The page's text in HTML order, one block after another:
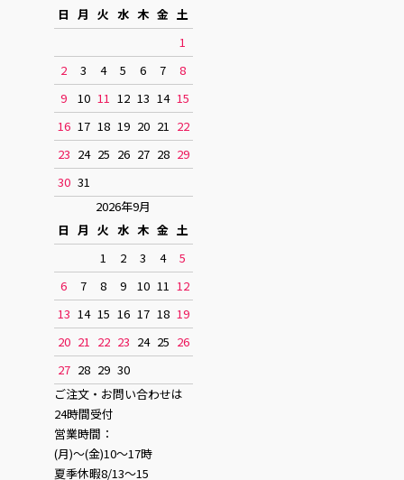
日
月 火 水 木 金 土
1
2
3 4 5 6 7
8
9
10 11 12 13 14 15
16 17 18 19 20 21
22
23 24 25 26 27 28 29
30 31
2026年9月
日
月 火 水 木 金 土
1
2 3 4
5
6
7 8 9 10 11
12
13 14 15 16 17 18 19
20 21 22 23 24 25 26
27 28 29 30
ご注文・お問い合わせは
24時間受付
営業時間：
(月)〜(金)10〜17時
夏季休暇8/13〜15